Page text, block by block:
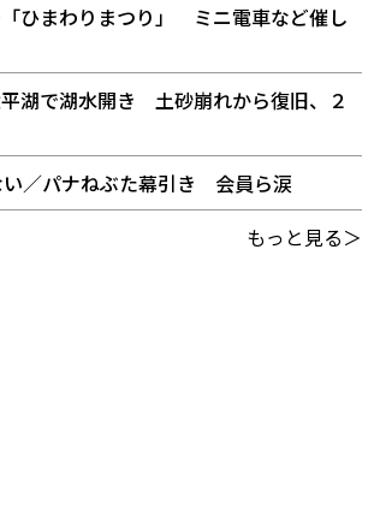
ひまわりまつり」 ミニ電車など催し
湖で湖水開き 土砂崩れから復旧、２
／パナねぶた幕引き 会員ら涙
もっと見る＞